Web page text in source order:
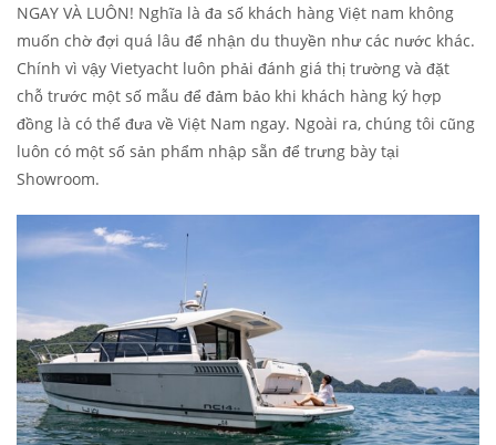
NGAY VÀ LUÔN! Nghĩa là đa số khách hàng Việt nam không
muốn chờ đợi quá lâu để nhận du thuyền như các nước khác.
Chính vì vậy Vietyacht luôn phải đánh giá thị trường và đặt
chỗ trước một số mẫu để đảm bảo khi khách hàng ký hợp
đồng là có thể đưa về Việt Nam ngay. Ngoài ra, chúng tôi cũng
luôn có một số sản phẩm nhập sẵn để trưng bày tại
Showroom.